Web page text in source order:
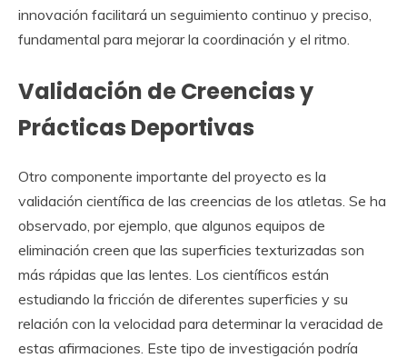
innovación facilitará un seguimiento continuo y preciso,
fundamental para mejorar la coordinación y el ritmo.
Validación de Creencias y
Prácticas Deportivas
Otro componente importante del proyecto es la
validación científica de las creencias de los atletas. Se ha
observado, por ejemplo, que algunos equipos de
eliminación creen que las superficies texturizadas son
más rápidas que las lentes. Los científicos están
estudiando la fricción de diferentes superficies y su
relación con la velocidad para determinar la veracidad de
estas afirmaciones. Este tipo de investigación podría